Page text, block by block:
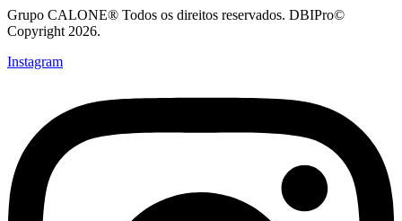
Grupo CALONE® Todos os direitos reservados. DBIPro©
Copyright 2026.
Instagram